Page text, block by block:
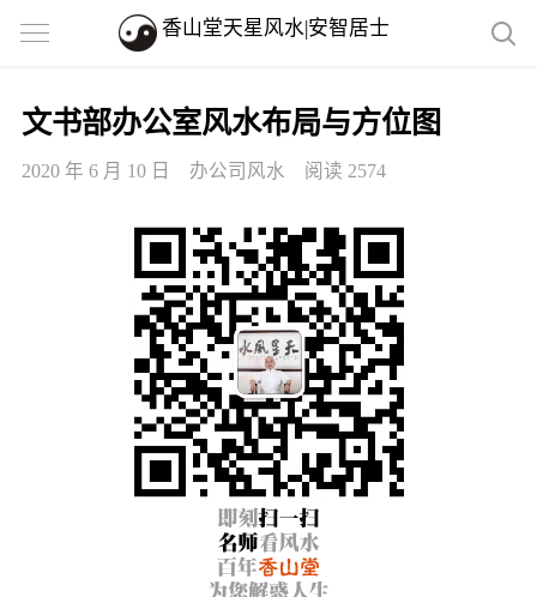
香山堂天星风水|安智居士
文书部办公室风水布局与方位图
2020 年 6 月 10 日 办公司风水 阅读 2574